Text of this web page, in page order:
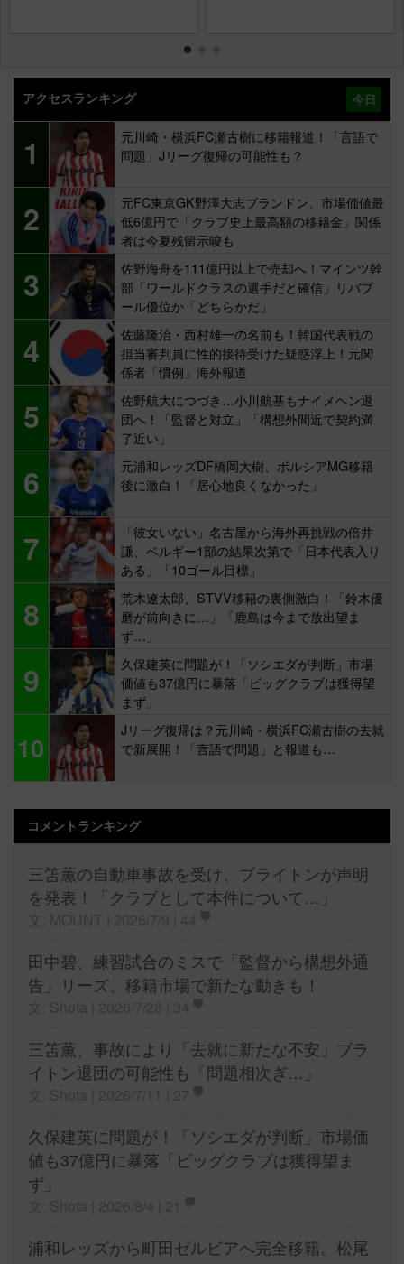
アクセスランキング 今日
1
元川崎・横浜FC瀬古樹に移籍報道！「言語で
問題」Jリーグ復帰の可能性も？
2
元FC東京GK野澤大志ブランドン、市場価値最
低6億円で「クラブ史上最高額の移籍金」関係
者は今夏残留示唆も
3
佐野海舟を111億円以上で売却へ！マインツ幹
部「ワールドクラスの選手だと確信」リバプ
ール優位か「どちらかだ」
4
佐藤隆治・西村雄一の名前も！韓国代表戦の
担当審判員に性的接待受けた疑惑浮上！元関
係者「慣例」海外報道
5
佐野航大につづき…小川航基もナイメヘン退
団へ！「監督と対立」「構想外間近で契約満
了近い」
6
元浦和レッズDF橋岡大樹、ボルシアMG移籍
後に激白！「居心地良くなかった」
7
「彼女いない」名古屋から海外再挑戦の倍井
謙、ベルギー1部の結果次第で「日本代表入り
ある」「10ゴール目標」
8
荒木遼太郎、STVV移籍の裏側激白！「鈴木優
磨が前向きに…」「鹿島は今まで放出望ま
ず…」
9
久保建英に問題が！「ソシエダが判断」市場
価値も37億円に暴落「ビッグクラブは獲得望
まず」
10
Jリーグ復帰は？元川崎・横浜FC瀬古樹の去就
で新展開！「言語で問題」と報道も…
コメントランキング
三笘薫の自動車事故を受け、ブライトンが声明
を発表！「クラブとして本件について…」
田中碧、練習試合のミスで「監督から構想外通
告」リーズ、移籍市場で新たな動きも！
三笘薫、事故により「去就に新たな不安」ブラ
イトン退団の可能性も「問題相次ぎ…」
久保建英に問題が！「ソシエダが判断」市場価
値も37億円に暴落「ビッグクラブは獲得望ま
ず」
浦和レッズから町田ゼルビアへ完全移籍。松尾